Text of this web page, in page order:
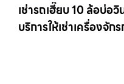
เช่ารถเฮี๊ยบ 10 ล้อบ่อ
บริการให้เช่าเครื่องจั